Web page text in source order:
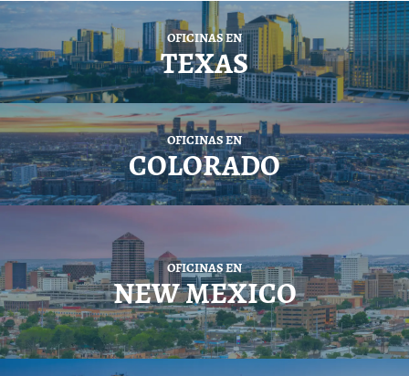
OFICINAS EN
TEXAS
OFICINAS EN
COLORADO
OFICINAS EN
NEW MEXICO